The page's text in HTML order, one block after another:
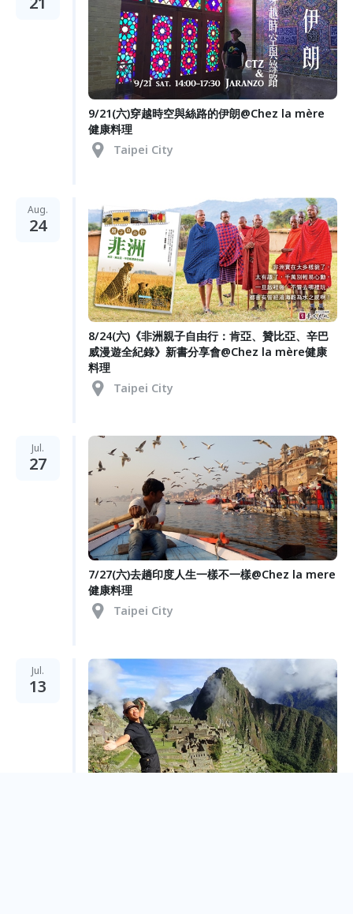
9/21(六)穿越時空與絲路的伊朗@Chez la mère
健康料理
Taipei City
Aug.
24
8/24(六)《非洲親子自由行：肯亞、贊比亞、辛巴
威漫遊全紀錄》新書分享會@Chez la mère健康
料理
Taipei City
Jul.
27
7/27(六)去趟印度人生一樣不一樣@Chez la mere
健康料理
Taipei City
Jul.
13